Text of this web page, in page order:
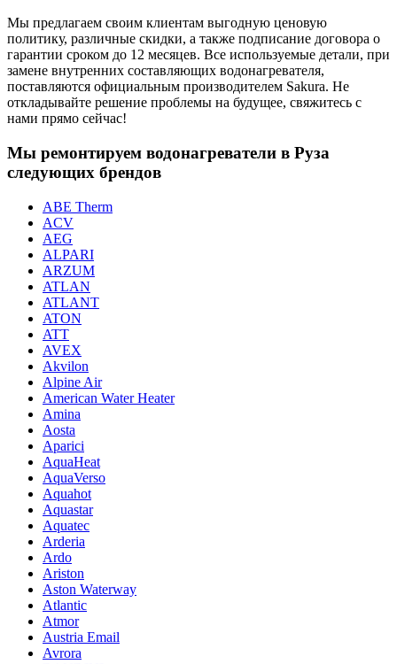
Мы предлагаем своим клиентам выгодную ценовую
политику, различные скидки, а также подписание договора о
гарантии сроком до 12 месяцев. Все используемые детали, при
замене внутренних составляющих водонагревателя,
поставляются официальным производителем Sakura. Не
откладывайте решение проблемы на будущее, свяжитесь с
нами прямо сейчас!
Мы ремонтируем водонагреватели в Руза
следующих брендов
ABE Therm
ACV
AEG
ALPARI
ARZUM
ATLAN
ATLANT
ATON
ATT
AVEX
Akvilon
Alpine Air
American Water Heater
Amina
Aosta
Aparici
AquaHeat
AquaVerso
Aquahot
Aquastar
Aquatec
Arderia
Ardo
Ariston
Aston Waterway
Atlantic
Atmor
Austria Email
Avrora